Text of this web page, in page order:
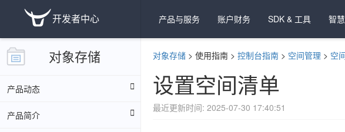
开发者中心 产品与服务 账户财务 SDK & 工具 智
对象存储
产品动态
产品简介
对象存储 > 使用指南 > 控制台指南 > 空间管理 > 空
设置空间清单
最近更新时间: 2025-07-30 17:40:51